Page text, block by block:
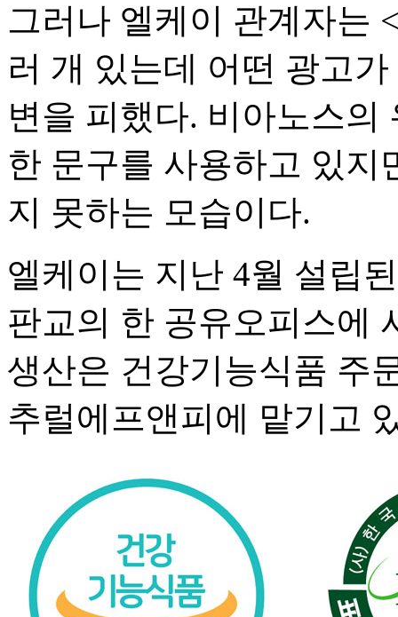
그러나 엘케이 관계자는
러 개 있는데 어떤 광고
변을 피했다. 비아노스
한 문구를 사용하고 있지
지 못하는 모습이다.
엘케이는 지난 4월 설립
판교의 한 공유오피스에
생산은 건강기능식품 주
추럴에프앤피에 맡기고